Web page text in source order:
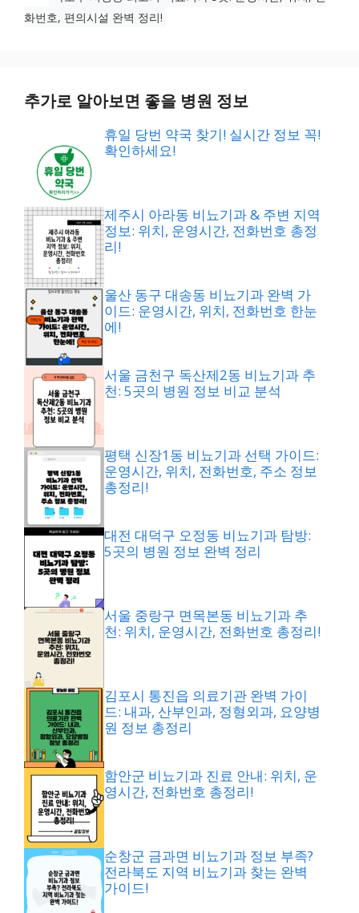
화번호, 편의시설 완벽 정리!
추가로 알아보면 좋을 병원 정보
휴일 당번 약국 찾기! 실시간 정보 꼭!
확인하세요!
제주시 아라동 비뇨기과 & 주변 지역
정보: 위치, 운영시간, 전화번호 총정
리!
울산 동구 대송동 비뇨기과 완벽 가
이드: 운영시간, 위치, 전화번호 한눈
에!
서울 금천구 독산제2동 비뇨기과 추
천: 5곳의 병원 정보 비교 분석
평택 신장1동 비뇨기과 선택 가이드:
운영시간, 위치, 전화번호, 주소 정보
총정리!
대전 대덕구 오정동 비뇨기과 탐방:
5곳의 병원 정보 완벽 정리
서울 중랑구 면목본동 비뇨기과 추
천: 위치, 운영시간, 전화번호 총정리!
김포시 통진읍 의료기관 완벽 가이
드: 내과, 산부인과, 정형외과, 요양병
원 정보 총정리
함안군 비뇨기과 진료 안내: 위치, 운
영시간, 전화번호 총정리!
순창군 금과면 비뇨기과 정보 부족?
전라북도 지역 비뇨기과 찾는 완벽
가이드!